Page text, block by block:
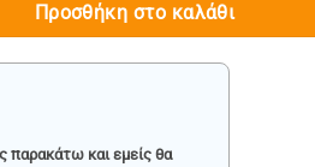
Προσθήκη στο καλάθι
παρακάτω και εμείς θα